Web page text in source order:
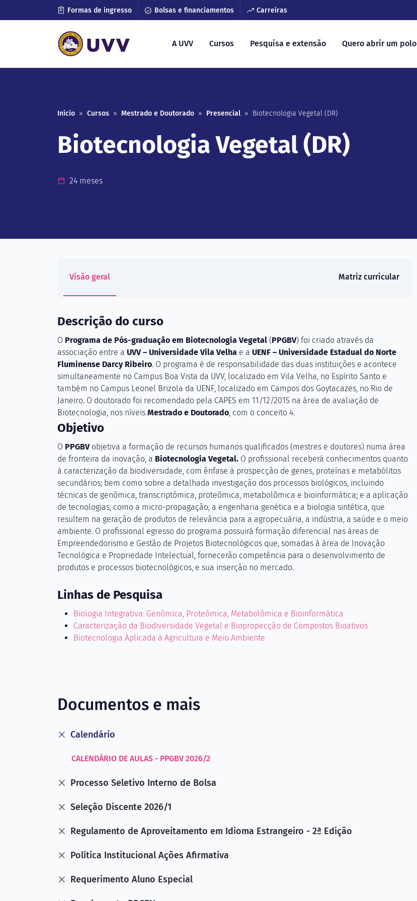
Formas de ingresso Bolsas e financiamentos Carreiras
A UVV Cursos Pesquisa e extensão Quero abrir um polo
Início » Cursos » Mestrado e Doutorado » Presencial » Biotecnologia Vegetal (DR)
Biotecnologia Vegetal (DR)
24 meses
Visão geral Matriz curricular
Descrição do curso
O Programa de Pós-graduação em Biotecnologia Vegetal (PPGBV) foi criado através da
associação entre a UVV – Universidade Vila Velha e a UENF – Universidade Estadual do Norte
Fluminense Darcy Ribeiro. O programa é de responsabilidade das duas instituições e acontece
simultaneamente no Campus Boa Vista da UVV, localizado em Vila Velha, no Espírito Santo e
também no Campus Leonel Brizola da UENF, localizado em Campos dos Goytacazes, no Rio de
Janeiro. O doutorado foi recomendado pela CAPES em 11/12/2015 na área de avaliação de
Biotecnologia, nos níveis Mestrado e Doutorado, com o conceito 4.
Objetivo
O PPGBVobjetiva a formação de recursos humanos qualificados (mestres e doutores) numa área
de fronteira da inovação, a Biotecnologia Vegetal. O profissional receberá conhecimentos quanto
à caracterização da biodiversidade, com ênfase à prospecção de genes, proteínas e metabólitos
secundários; bem como sobre a detalhada investigação dos processos biológicos, incluindo
técnicas de genômica, transcriptômica, proteômica, metabolômica e bioinformática; e a aplicação
de tecnologias, como a micro-propagação, a engenharia genética e a biologia sintética, que
resultem na geração de produtos de relevância para a agropecuária, a indústria, a saúde e o meio
ambiente. O profissional egresso do programa possuirá formação diferencial nas áreas de
Empreendedorismo e Gestão de Projetos Biotecnológicos que, somadas à área de Inovação
Tecnológica e Propriedade Intelectual, fornecerão competência para o desenvolvimento de
produtos e processos biotecnológicos, e sua inserção no mercado.
Linhas de Pesquisa
Biologia Integrativa: Genômica, Proteômica, Metabolômica e Bioinformática
Caracterização da Biodiversidade Vegetal e Biopropecção de Compostos Bioativos
Biotecnologia Aplicada à Agricultura e Meio Ambiente
Documentos e mais
Calendário
CALENDÁRIO DE AULAS - PPGBV 2026/2
Processo Seletivo Interno de Bolsa
Seleção Discente 2026/1
Regulamento de Aproveitamento em Idioma Estrangeiro - 2ª Edição
Política Institucional Ações Afirmativa
Requerimento Aluno Especial